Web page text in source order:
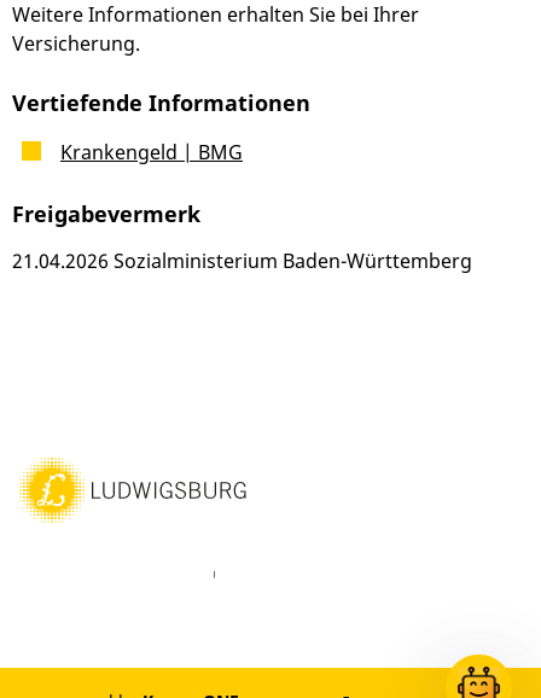
Weitere Informationen erhalten Sie bei Ihrer
Versicherung.
Vertiefende Informationen
Krankengeld | BMG
Freigabevermerk
21.04.2026 Sozialministerium Baden-Württemberg
LinkedIn